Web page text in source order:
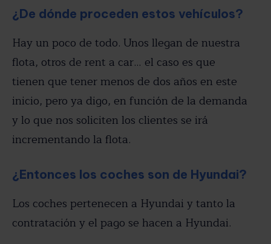
¿De dónde proceden estos vehículos?
Hay un poco de todo. Unos llegan de nuestra
flota, otros de rent a car… el caso es que
tienen que tener menos de dos años en este
inicio, pero ya digo, en función de la demanda
y lo que nos soliciten los clientes se irá
incrementando la flota.
¿Entonces los coches son de Hyundai?
Los coches pertenecen a Hyundai y tanto la
contratación y el pago se hacen a Hyundai.